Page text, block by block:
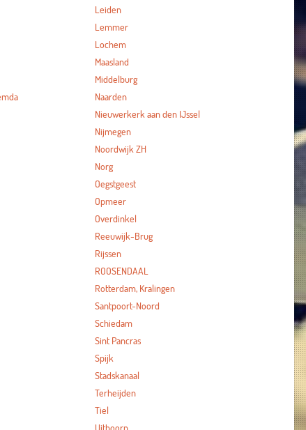
Leiden
Lemmer
Lochem
Maasland
Middelburg
Naarden
Nieuwerkerk aan den IJssel
Nijmegen
Noordwijk ZH
Norg
Oegstgeest
Opmeer
Overdinkel
Reeuwijk-Brug
Rijssen
ROOSENDAAL
Rotterdam, Kralingen
Santpoort-Noord
Schiedam
Sint Pancras
Spijk
Stadskanaal
Terheijden
Tiel